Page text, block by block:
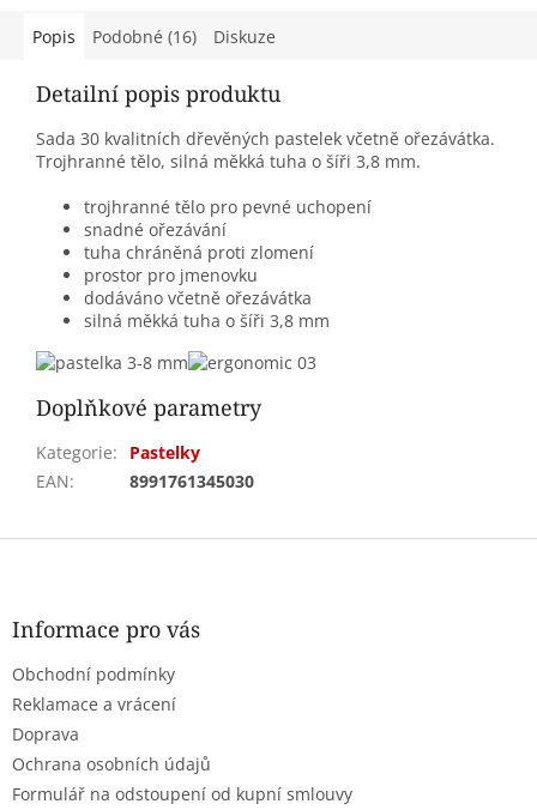
Popis Podobné (16) Diskuze
Detailní popis produktu
Sada 30 kvalitních dřevěných pastelek včetně ořezávátka.
Trojhranné tělo, silná měkká tuha o šíři 3,8 mm.
trojhranné tělo pro pevné uchopení
snadné ořezávání
tuha chráněná proti zlomení
prostor pro jmenovku
dodáváno včetně ořezávátka
silná měkká tuha o šíři 3,8 mm
Doplňkové parametry
Kategorie:
Pastelky
EAN: 8991761345030
Z
Informace pro vás
Obchodní podmínky
Reklamace a vrácení
Doprava
Ochrana osobních údajů
Formulář na odstoupení od kupní smlouvy